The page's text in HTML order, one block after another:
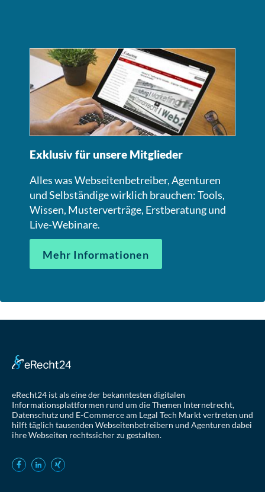
Exklusiv für unsere Mitglieder
Alles was Webseitenbetreiber, Agenturen
und Selbständige wirklich brauchen: Tools,
Wissen, Musterverträge, Erstberatung und
Live-Webinare.
Mehr Informationen
eRecht24 ist als eine der bekanntesten digitalen
Informationsplattformen rund um die Themen Internetrecht,
Datenschutz und E-Commerce am Legal Tech Markt vertreten und
hilft täglich tausenden Webseitenbetreibern und Agenturen dabei
ihre Webseiten rechtssicher zu gestalten.